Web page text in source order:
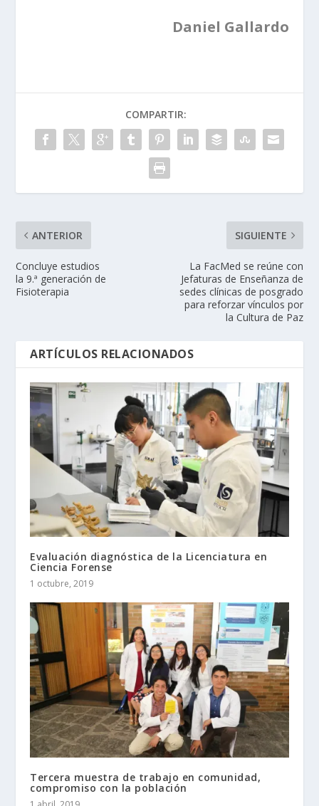
Daniel Gallardo
COMPARTIR:
ANTERIOR
Concluye estudios
la 9.ª generación de
Fisioterapia
SIGUIENTE
La FacMed se reúne con
Jefaturas de Enseñanza de
sedes clínicas de posgrado
para reforzar vínculos por
la Cultura de Paz
ARTÍCULOS RELACIONADOS
Evaluación diagnóstica de la Licenciatura en
Ciencia Forense
1 octubre, 2019
Tercera muestra de trabajo en comunidad,
compromiso con la población